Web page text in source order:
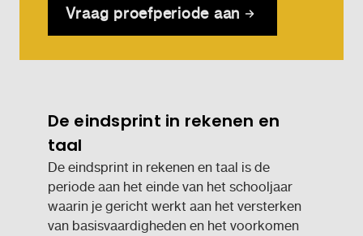
Vraag proefperiode aan
De eindsprint in rekenen en
taal
De eindsprint in rekenen en taal is de
periode aan het einde van het schooljaar
waarin je gericht werkt aan het versterken
van basisvaardigheden en het voorkomen